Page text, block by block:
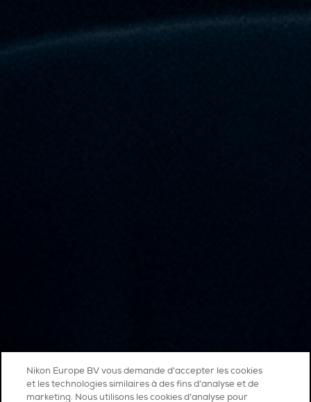
Nikon Europe BV vous demande d'accepter les cookies
et les technologies similaires à des fins d'analyse et de
marketing. Nous utilisons les cookies d’analyse pour